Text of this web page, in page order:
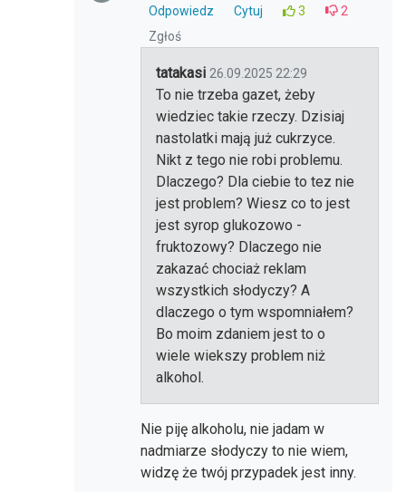
Odpowiedz Cytuj 3
2
Zgłoś
tatakasi 26.09.2025 22:29
To nie trzeba gazet, żeby
wiedziec takie rzeczy. Dzisiaj
nastolatki mają już cukrzyce.
Nikt z tego nie robi problemu.
Dlaczego? Dla ciebie to tez nie
jest problem? Wiesz co to jest
jest syrop glukozowo -
fruktozowy? Dlaczego nie
zakazać chociaż reklam
wszystkich słodyczy? A
dlaczego o tym wspomniałem?
Bo moim zdaniem jest to o
wiele wiekszy problem niż
alkohol.
Nie piję alkoholu, nie jadam w
nadmiarze słodyczy to nie wiem,
widzę że twój przypadek jest inny.